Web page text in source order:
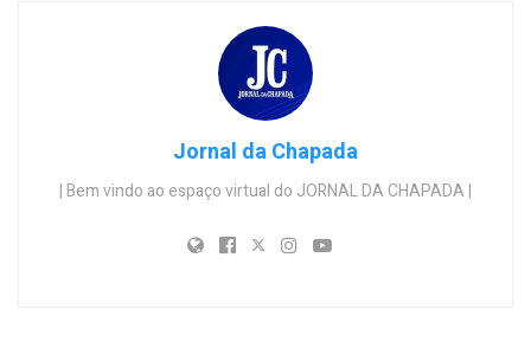
Jornal da Chapada
| Bem vindo ao espaço virtual do JORNAL DA CHAPADA |